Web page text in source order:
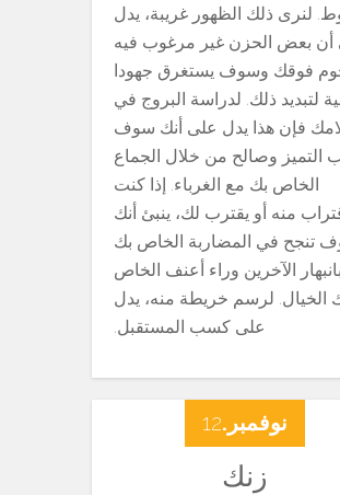
لنرى ذلك الظهور غريبة، يدل
أن بعض الحزن غير مرغوب فيه
فوقك وسوف يستغرق جهودا
لتبديد ذلك. لدراسة البروج في
فإن هذا يدل على أنك سوف
التميز وصالح من خلال الجماع
الخاص بك مع الغرباء. إذا كنت
منه أو يقترب لك، ينبئ أنك
تنجح في المضاربة الخاص بك
الآخرين وراء أعنف الخاص
الخيال. لرسم خريطة منه، يدل
على كسب المستقبل.
زنك
نوفمبر.12